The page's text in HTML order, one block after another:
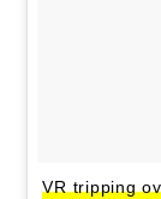
VR tripping